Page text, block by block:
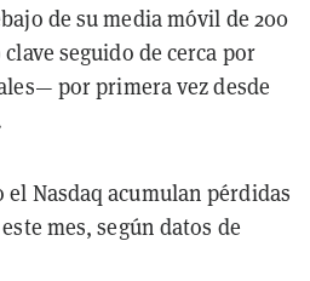
de su media móvil de 200
seguido de cerca por
por primera vez desde
el Nasdaq acumulan pérdidas
mes, según datos de